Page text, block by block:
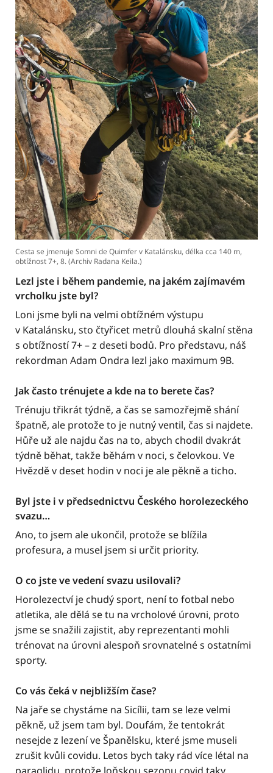
Cesta se jmenuje Somni de Quimfer v Katalánsku, délka cca 140 m,
obtížnost 7+, 8. (Archiv Radana Keila.)
Lezl jste i během pandemie, na jakém zajímavém
vrcholku jste byl?
Loni jsme byli na velmi obtížném výstupu
v Katalánsku, sto čtyřicet metrů dlouhá skalní stěna
s obtížností 7+ – z deseti bodů. Pro představu, náš
rekordman Adam Ondra lezl jako maximum 9B.
Jak často trénujete a kde na to berete čas?
Trénuju třikrát týdně, a čas se samozřejmě shání
špatně, ale protože to je nutný ventil, čas si najdete.
Hůře už ale najdu čas na to, abych chodil dvakrát
týdně běhat, takže běhám v noci, s čelovkou. Ve
Hvězdě v deset hodin v noci je ale pěkně a ticho.
Byl jste i v předsednictvu Českého horolezeckého
svazu…
Ano, to jsem ale ukončil, protože se blížila
profesura, a musel jsem si určit priority.
O co jste ve vedení svazu usilovali?
Horolezectví je chudý sport, není to fotbal nebo
atletika, ale dělá se tu na vrcholové úrovni, proto
jsme se snažili zajistit, aby reprezentanti mohli
trénovat na úrovni alespoň srovnatelné s ostatními
sporty.
Co vás čeká v nejbližším čase?
Na jaře se chystáme na Sicílii, tam se leze velmi
pěkně, už jsem tam byl. Doufám, že tentokrát
nesejde z lezení ve Španělsku, které jsme museli
zrušit kvůli covidu. Letos bych taky rád více létal na